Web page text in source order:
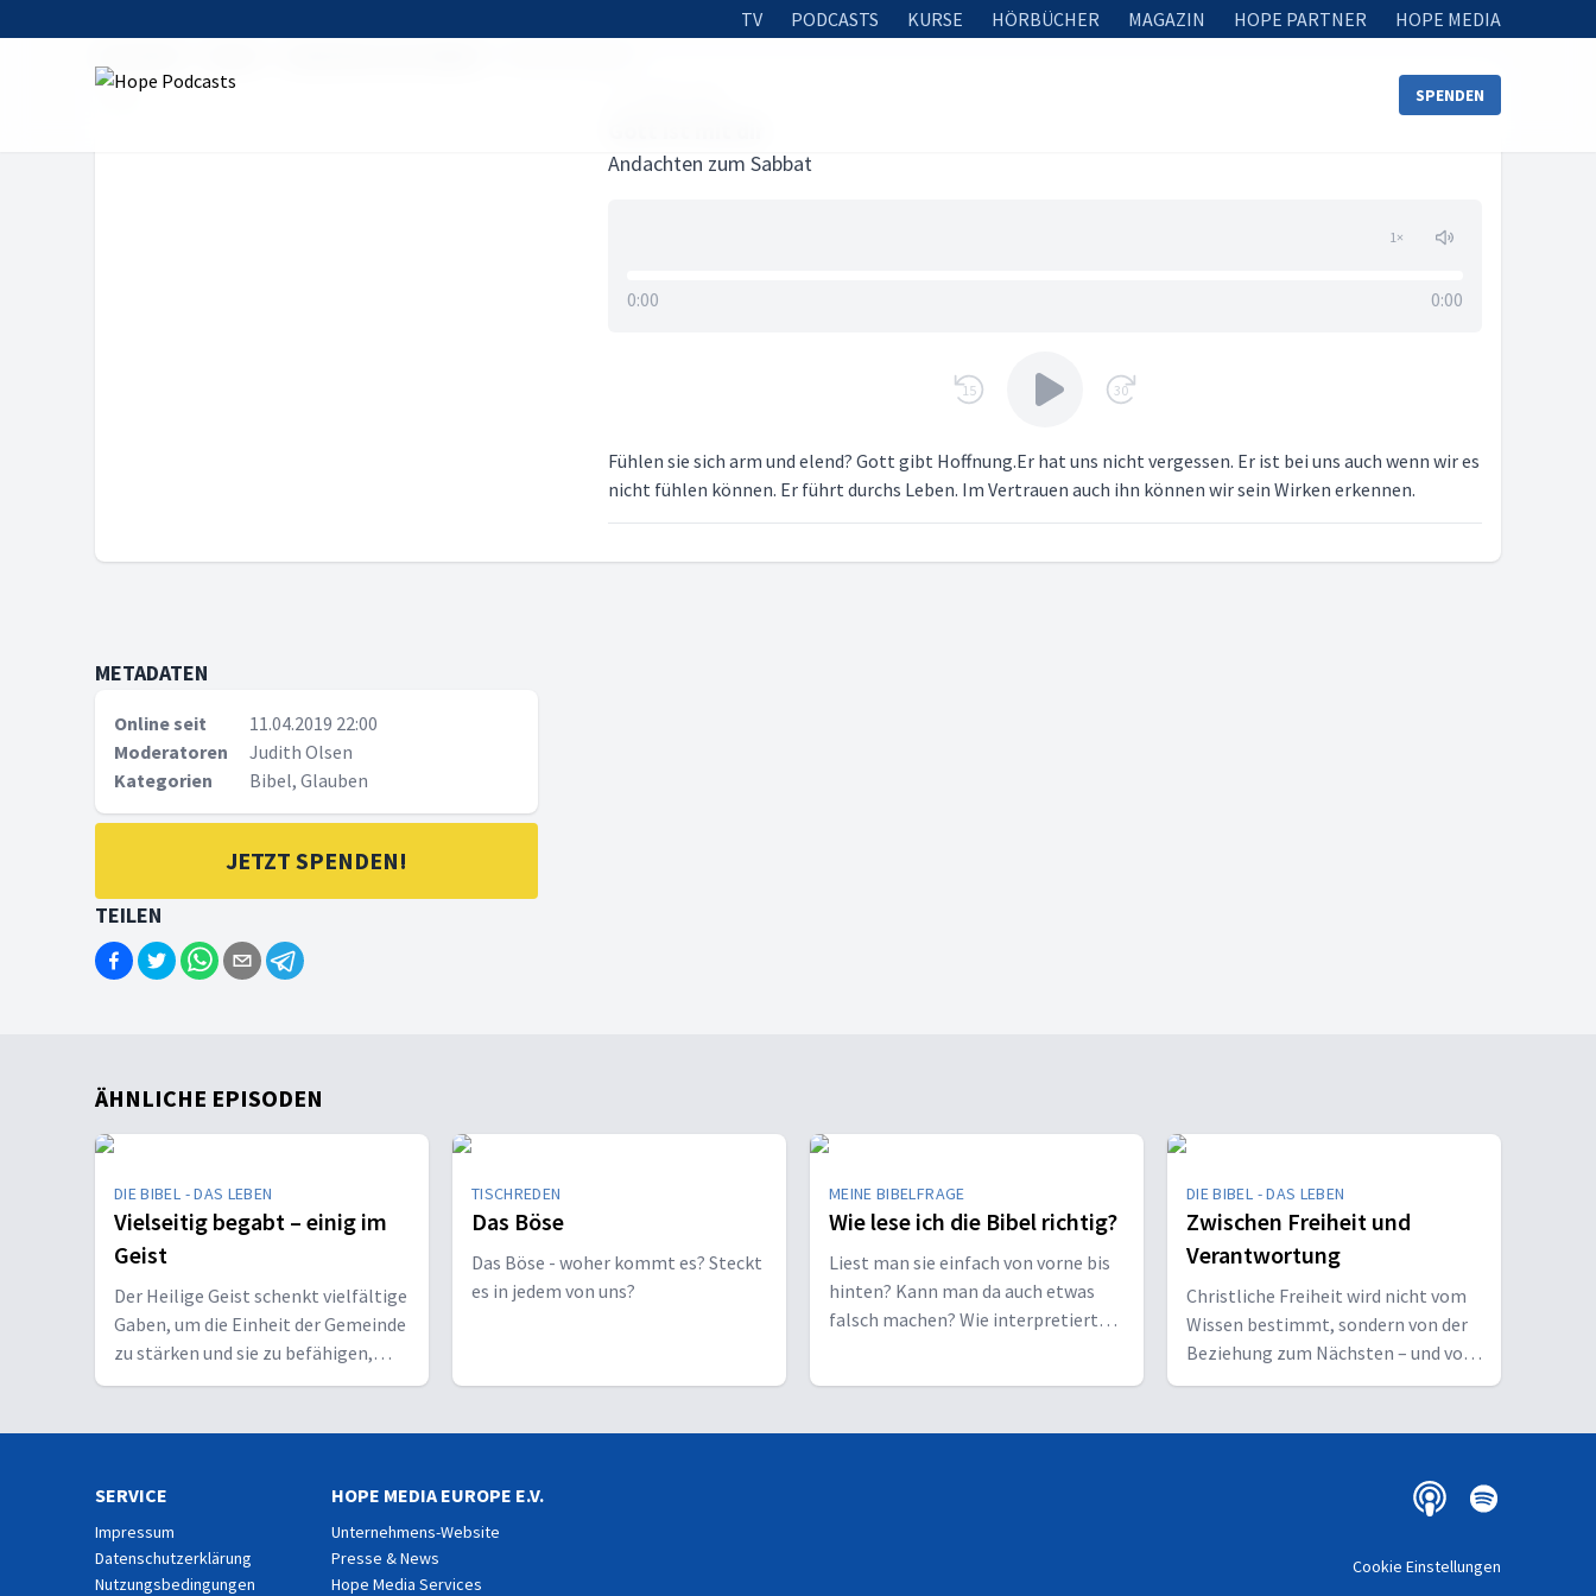
TV PODCASTS KURSE HÖRBÜCHER MAGAZIN HOPE PARTNER HOPE MEDIA
SPENDEN
Andachten zum Sabbat
1×
0:00 0:00
15 30
Fühlen sie sich arm und elend? Gott gibt Hoffnung.Er hat uns nicht vergessen. Er ist bei uns auch wenn wir es
nicht fühlen können. Er führt durchs Leben. Im Vertrauen auch ihn können wir sein Wirken erkennen.
METADATEN
Online seit
11.04.2019 22:00
Moderatoren
Judith Olsen
Kategorien
Bibel, Glauben
JETZT SPENDEN!
TEILEN
ÄHNLICHE EPISODEN
DIE BIBEL - DAS LEBEN
Vielseitig begabt – einig im
Geist
Der Heilige Geist schenkt vielfältige
Gaben, um die Einheit der Gemeinde
zu stärken und sie zu befähigen,
Christus vor den Menschen zu
TISCHREDEN
Das Böse
Das Böse - woher kommt es? Steckt
es in jedem von uns?
MEINE BIBELFRAGE
Wie lese ich die Bibel richtig?
Liest man sie einfach von vorne bis
hinten? Kann man da auch etwas
falsch machen? Wie interpretiert
DIE BIBEL - DAS LEBEN
Zwischen Freiheit und
Verantwortung
Christliche Freiheit wird nicht vom
Wissen bestimmt, sondern von der
Beziehung zum Nächsten – und vom
Ziel, Gott zu ehren.
SERVICE
Impressum
Datenschutzerklärung
Nutzungsbedingungen
HOPE MEDIA EUROPE E.V.
Unternehmens-Website
Presse & News
Hope Media Services
Cookie Einstellungen